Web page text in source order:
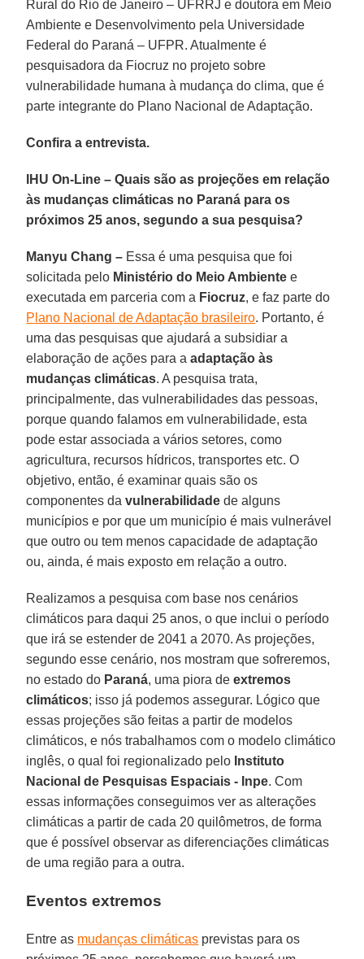
Rural do Rio de Janeiro – UFRRJ e doutora em Meio
Ambiente e Desenvolvimento pela Universidade
Federal do Paraná – UFPR. Atualmente é
pesquisadora da Fiocruz no projeto sobre
vulnerabilidade humana à mudança do clima, que é
parte integrante do Plano Nacional de Adaptação.
Confira a entrevista.
IHU On-Line – Quais são as projeções em relação
às mudanças climáticas no Paraná para os
próximos 25 anos, segundo a sua pesquisa?
Manyu Chang – Essa é uma pesquisa que foi
solicitada pelo Ministério do Meio Ambiente e
executada em parceria com a Fiocruz, e faz parte do
Plano Nacional de Adaptação brasileiro. Portanto, é
uma das pesquisas que ajudará a subsidiar a
elaboração de ações para aadaptação às
mudanças climáticas. A pesquisa trata,
principalmente, das vulnerabilidades das pessoas,
porque quando falamos em vulnerabilidade, esta
pode estar associada a vários setores, como
agricultura, recursos hídricos, transportes etc. O
objetivo, então, é examinar quais são os
componentes davulnerabilidade de alguns
municípios e por que um município é mais vulnerável
que outro ou tem menos capacidade de adaptação
ou, ainda, é mais exposto em relação a outro.
Realizamos a pesquisa com base nos cenários
climáticos para daqui 25 anos, o que inclui o período
que irá se estender de 2041 a 2070. As projeções,
segundo esse cenário, nos mostram que sofreremos,
no estado do Paraná, uma piora deextremos
climáticos; isso já podemos assegurar. Lógico que
essas projeções são feitas a partir de modelos
climáticos, e nós trabalhamos com o modelo climático
inglês, o qual foi regionalizado pelo Instituto
Nacional de Pesquisas Espaciais - Inpe. Com
essas informações conseguimos ver as alterações
climáticas a partir de cada 20 quilômetros, de forma
que é possível observar as diferenciações climáticas
de uma região para a outra.
Eventos extremos
Entre as mudanças climáticas previstas para os